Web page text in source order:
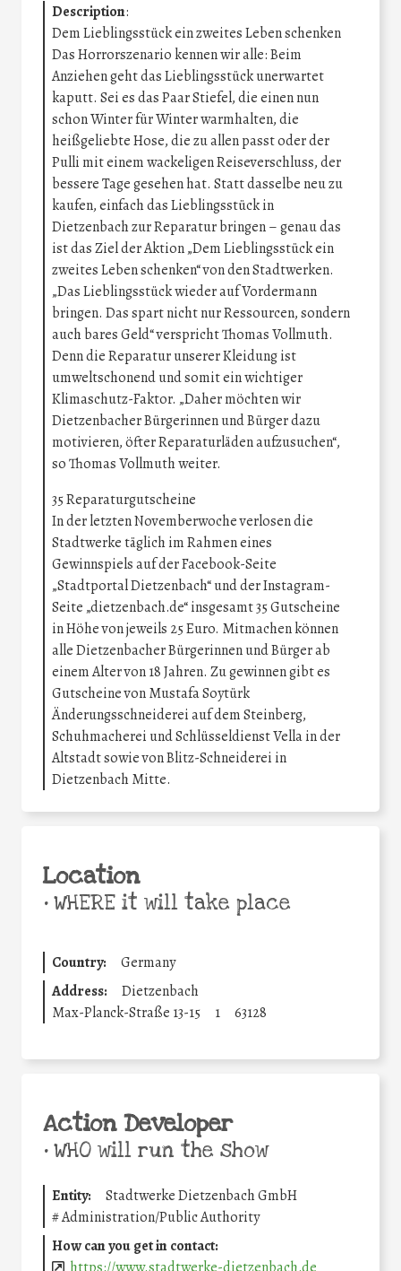
Description:
Dem Lieblingsstück ein zweites Leben schenken
Das Horrorszenario kennen wir alle: Beim
Anziehen geht das Lieblingsstück unerwartet
kaputt. Sei es das Paar Stiefel, die einen nun
schon Winter für Winter warmhalten, die
heißgeliebte Hose, die zu allen passt oder der
Pulli mit einem wackeligen Reiseverschluss, der
bessere Tage gesehen hat. Statt dasselbe neu zu
kaufen, einfach das Lieblingsstück in
Dietzenbach zur Reparatur bringen – genau das
ist das Ziel der Aktion „Dem Lieblingsstück ein
zweites Leben schenken“ von den Stadtwerken.
„Das Lieblingsstück wieder auf Vordermann
bringen. Das spart nicht nur Ressourcen, sondern
auch bares Geld“ verspricht Thomas Vollmuth.
Denn die Reparatur unserer Kleidung ist
umweltschonend und somit ein wichtiger
Klimaschutz-Faktor. „Daher möchten wir
Dietzenbacher Bürgerinnen und Bürger dazu
motivieren, öfter Reparaturläden aufzusuchen“,
so Thomas Vollmuth weiter.
35 Reparaturgutscheine
In der letzten Novemberwoche verlosen die
Stadtwerke täglich im Rahmen eines
Gewinnspiels auf der Facebook-Seite
„Stadtportal Dietzenbach“ und der Instagram-
Seite „dietzenbach.de“ insgesamt 35 Gutscheine
in Höhe von jeweils 25 Euro. Mitmachen können
alle Dietzenbacher Bürgerinnen und Bürger ab
einem Alter von 18 Jahren. Zu gewinnen gibt es
Gutscheine von Mustafa Soytürk
Änderungsschneiderei auf dem Steinberg,
Schuhmacherei und Schlüsseldienst Vella in der
Altstadt sowie von Blitz-Schneiderei in
Dietzenbach Mitte.
Location
•WHERE it will take place
Country:
Germany
Address:
Dietzenbach
Max-Planck-Straße 13-15
1 63128
Action Developer
•WHO will run the show
Entity:
Stadtwerke Dietzenbach GmbH
#Administration/Public Authority
How can you get in contact: